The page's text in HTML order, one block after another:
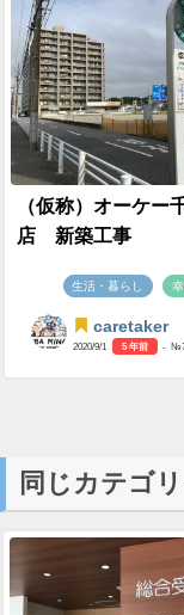
（仮称）オーケー
店 新築工事
生活・暮らし
caretaker
2020/9/1 5 年前 -
同じカテゴ